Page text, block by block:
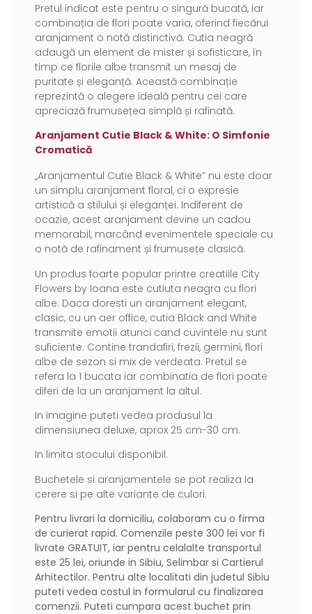
Pretul indicat este pentru o singură bucată, iar
combinația de flori poate varia, oferind fiecărui
aranjament o notă distinctivă. Cutia neagră
adaugă un element de mister și sofisticare, în
timp ce florile albe transmit un mesaj de
puritate și eleganță. Această combinație
reprezintă o alegere ideală pentru cei care
apreciază frumusețea simplă și rafinată.
Aranjament Cutie Black & White: O Simfonie
Cromatică
„Aranjamentul Cutie Black & White” nu este doar
un simplu aranjament floral, ci o expresie
artistică a stilului și eleganței. Indiferent de
ocazie, acest aranjament devine un cadou
memorabil, marcând evenimentele speciale cu
o notă de rafinament și frumusețe clasică.
Un produs foarte popular printre creatiile City
Flowers by Ioana este cutiuta neagra cu flori
albe. Daca doresti un aranjament elegant,
clasic, cu un aer office, cutia Black and White
transmite emotii atunci cand cuvintele nu sunt
suficiente. Contine trandafiri, frezii, germini, flori
albe de sezon si mix de verdeata. Pretul se
refera la 1 bucata iar combinatia de flori poate
diferi de la un aranjament la altul.
In imagine puteti vedea produsul la
dimensiunea deluxe, aprox 25 cm-30 cm.
In limita stocului disponibil.
Buchetele si aranjamentele se pot realiza la
cerere si pe alte variante de culori.
Pentru livrari la domiciliu, colaboram cu o firma
de curierat rapid. Comenzile peste 300 lei vor fi
livrate GRATUIT, iar pentru celalalte transportul
este 25 lei, oriunde in Sibiu, Selimbar si Cartierul
Arhitectilor. Pentru alte localitati din judetul Sibiu
puteti vedea costul in formularul cu finalizarea
comenzii. Puteti cumpara acest buchet prin